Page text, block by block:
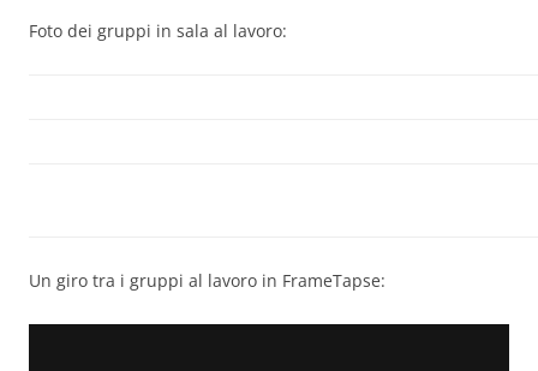
Foto dei gruppi in sala al lavoro:
Un giro tra i gruppi al lavoro in FrameTapse: